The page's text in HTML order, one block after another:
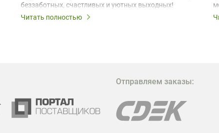
беззаботных, счастливых и уютных выходных!
Читать полностью
Отправляем заказы: